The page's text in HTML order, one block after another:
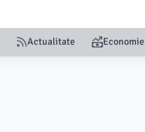
Actualitate Economie